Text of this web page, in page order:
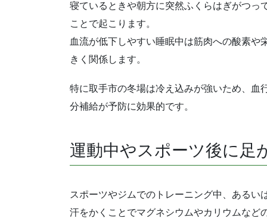
寝ているときや朝方に突然ふくらはぎがつっ
ことで起こります。
血流が低下しやすい睡眠中は筋肉への酸素
きく関係します。
特に取手市の冬場は冷え込みが強いため、血
分補給が予防に効果的です。
運動中やスポーツ後に足
スポーツやジムでのトレーニング中、ある
汗をかくことでマグネシウムやカリウムなど